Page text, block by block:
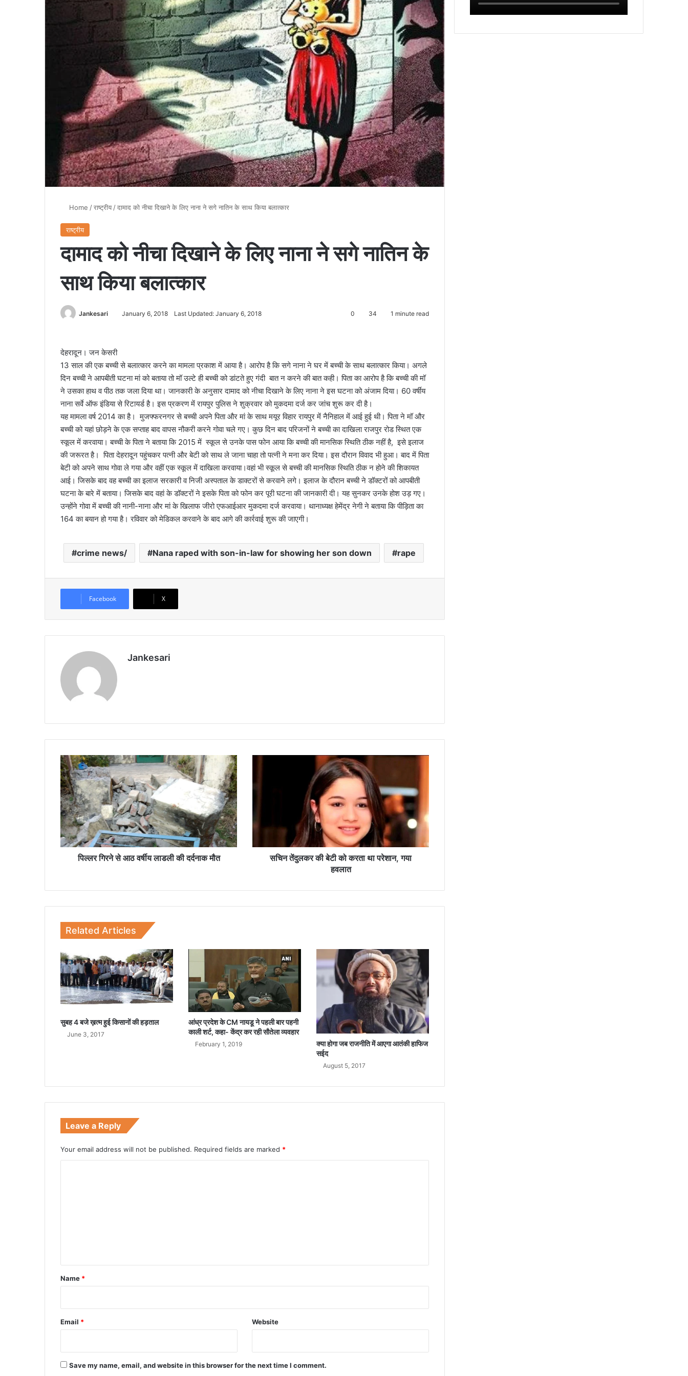
Home /राष्ट्रीय /दामाद को नीचा दिखाने के लिए नाना ने सगे नातिन के साथ किया बलात्कार
राष्ट्रीय
दामाद को नीचा दिखाने के लिए नाना ने सगे नातिन के
साथ किया बलात्कार
Jankesari January 6, 2018 Last Updated: January 6, 2018 0 34 1 minute read
देहरादून। जन केसरी
13 साल की एक बच्ची से बलात्कार करने का मामला प्रकाश में आया है। आरोप है कि सगे नाना ने घर में बच्ची के साथ बलात्कार किया। अगले
दिन बच्ची ने आपबीती घटना मां को बताया तो मॉ उल्टे ही बच्ची को डांटते हुए गंदी बात न करने की बात कही। पिता का आरोप है कि बच्ची की मॉ
ने उसका हाथ व पीठ तक जला दिया था। जानकारी के अनुसार दामाद को नीचा दिखाने के लिए नाना ने इस घटना को अंजाम दिया। 60 वर्षीय
नाना सर्वे ऑफ इंडिया से रिटायर्ड है। इस प्रकरण में रायपुर पुलिस ने शुक्रवार को मुकदमा दर्ज कर जांच शुरू कर दी है।
यह मामला वर्ष 2014 का है। मुजफ्फरनगर से बच्ची अपने पिता और मां के साथ मयूर विहार रायपुर में नैनिहाल में आई हुई थी। पिता ने मॉ और
बच्ची को यहां छोड़ने के एक सप्ताह बाद वापस नौकरी करने गोवा चले गए। कुछ दिन बाद परिजनों ने बच्ची का दाखिला राजपुर रोड स्थित एक
स्कूल में करवाया। बच्ची के पिता ने बताया कि 2015 में स्कूल से उनके पास फोन आया कि बच्ची की मानसिक स्थिति ठीक नहीं है, इसे इलाज
की जरूरत है। पिता देहरादून पहुंचकर पत्नी और बेटी को साथ ले जाना चाहा तो पत्नी ने मना कर दिया। इस दौरान विवाद भी हुआ। बाद में पिता
बेटी को अपने साथ गोवा ले गया और वहीं एक स्कूल में दाखिला करवाया।वहां भी स्कूल से बच्ची की मानसिक स्थिति ठीक न होने की शिकायत
आई। जिसके बाद वह बच्ची का इलाज सरकारी व निजी अस्पताल के डाक्टरों से करवाने लगे। इलाज के दौरान बच्ची ने डॉक्टरों को आपबीती
घटना के बारे में बताया। जिसके बाद वहां के डॉक्टरों ने इसके पिता को फोन कर पूरी घटना की जानकारी दी। यह सुनकर उनके होश उड़ गए।
उन्होंने गोवा में बच्ची की नानी-नाना और मां के खिलाफ जीरो एफआईआर मुकदमा दर्ज करवाया। थानाध्यक्ष हेमेंद्र नेगी ने बताया कि पीड़िता का
164 का बयान हो गया है। रविवार को मेडिकल करवाने के बाद आगे की कार्रवाई शुरू की जाएगी।
crime news/ Nana raped with son-in-law for showing her son down rape
Facebook X
Jankesari
पि
ल्ल
र
गि
र
ने
से
आ
ठ
ला
की
ना
क
मौ
त
पिल्लर गिरने से आठ वर्षीय लाडली की दर्दनाक मौत
न
क
की
क
न
,
ग
या
ह
व
ला
सचिन तेंदुलकर की बेटी को करता था परेशान, गया
हवलात
Related Articles
सुबह 4 बजे ख़त्म हुई किसानों की हड़ताल
June 3, 2017
आंध्र प्रदेश के CM नायडू ने पहली बार पहनी
काली शर्ट, कहा- केंद्र कर रही सौतेला व्यवहार
February 1, 2019
क्या होगा जब राजनीति में आएगा आतंकी हाफिज
सईद
August 5, 2017
Leave a Reply
Your email address will not be published. Required fields are marked *
*
Name *
Email * Website
Save my name, email, and website in this browser for the next time I comment.